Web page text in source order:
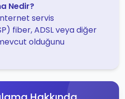
Nedir?
servis
fiber, ADSL veya diğer
olduğunu